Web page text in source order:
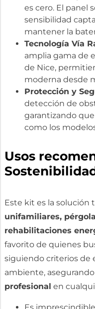
es cero. El panel
sensibilidad
mantener la
Tecnología Vía
amplia gama de
de Nice,
moderna desde
Protección y
detección de
garantizando
como los
Usos
Este kit es la solución
unifamiliares,
rehabilitaciones
favorito de quienes
siguiendo criterios de
ambiente,
profesional en
Es